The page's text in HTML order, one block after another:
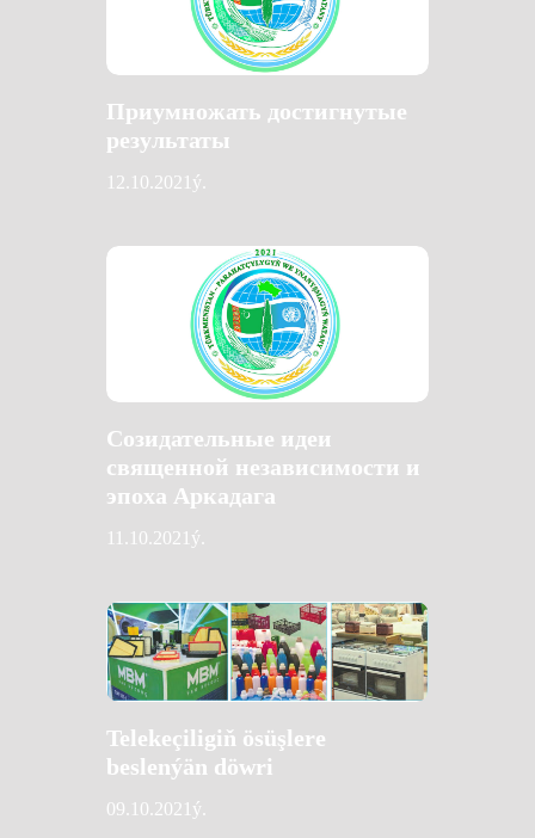
Приумножать достигнутые
результаты
12.10.2021ý.
Созидательные идеи
священной независимости и
эпоха Аркадага
11.10.2021ý.
Telekeçiligiň ösüşlere
beslenýän döwri
09.10.2021ý.